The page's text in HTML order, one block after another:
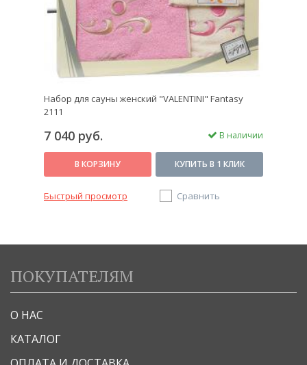
Набор для сауны женский "VALENTINI" Fantasy
2111
7 040 руб. В наличии
В КОРЗИНУ КУПИТЬ В 1 КЛИК
Быстрый просмотр Сравнить
ПОКУПАТЕЛЯМ
О НАС
КАТАЛОГ